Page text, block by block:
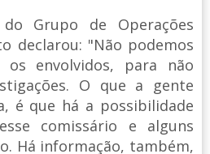
Grupo de Operações
declarou: "Não podemos
envolvidos, para não
O que a gente
é que há a possibilidade
comissário e alguns
Há informação, também,